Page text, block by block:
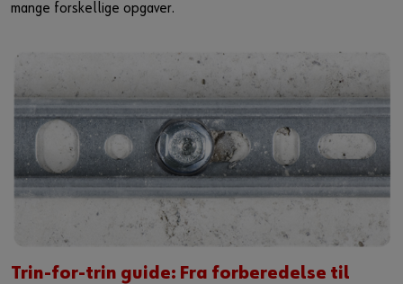
mange forskellige opgaver.
Trin-for-trin guide: Fra forberedelse til